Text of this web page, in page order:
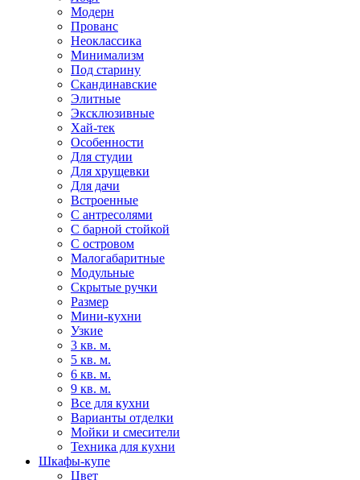
Модерн
Прованс
Неоклассика
Минимализм
Под старину
Скандинавские
Элитные
Эксклюзивные
Хай-тек
Особенности
Для студии
Для хрущевки
Для дачи
Встроенные
С антресолями
С барной стойкой
С островом
Малогабаритные
Модульные
Скрытые ручки
Размер
Мини-кухни
Узкие
3 кв. м.
5 кв. м.
6 кв. м.
9 кв. м.
Все для кухни
Варианты отделки
Мойки и смесители
Техника для кухни
Шкафы-купе
Цвет